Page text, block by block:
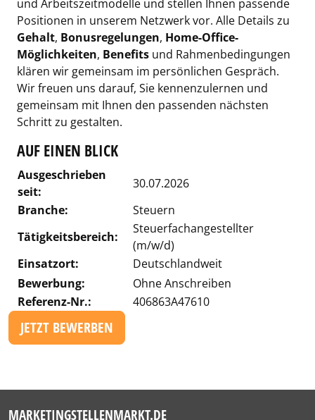
und Arbeitszeitmodelle und stellen Ihnen passende
Positionen in unserem Netzwerk vor. Alle Details zu
Gehalt, Bonusregelungen, Home-Office-
Möglichkeiten, Benefits und Rahmenbedingungen
klären wir gemeinsam im persönlichen Gespräch.
Wir freuen uns darauf, Sie kennenzulernen und
gemeinsam mit Ihnen den passenden nächsten
Schritt zu gestalten.
AUF EINEN BLICK
Ausgeschrieben
seit:
30.07.2026
Branche:
Steuern
Tätigkeitsbereich:
Steuerfachangestellter
(m/w/d)
Einsatzort:
Deutschlandweit
Bewerbung:
Ohne Anschreiben
Referenz-Nr.:
406863A47610
JETZT BEWERBEN
MARKETINGSTELLENMARKT.DE